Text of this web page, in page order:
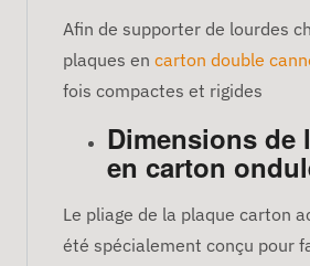
Afin de supporter de lourdes
plaques en carton double
fois compactes et rigides
Dimensions de
en carton
Le pliage de la plaque carton
été spécialement conçu pour